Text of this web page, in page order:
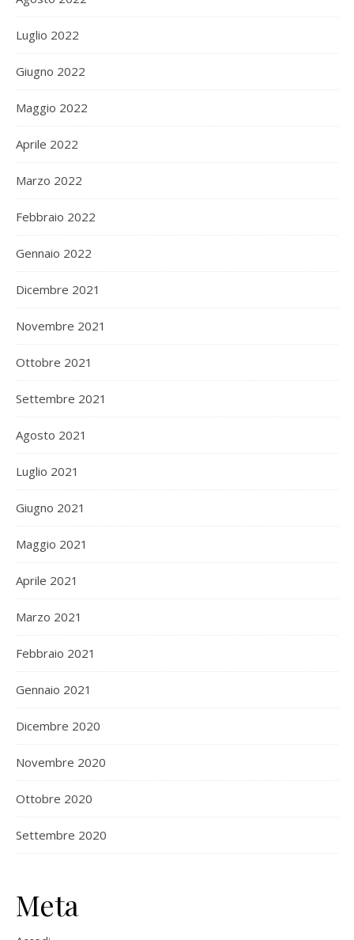
Luglio 2022
Giugno 2022
Maggio 2022
Aprile 2022
Marzo 2022
Febbraio 2022
Gennaio 2022
Dicembre 2021
Novembre 2021
Ottobre 2021
Settembre 2021
Agosto 2021
Luglio 2021
Giugno 2021
Maggio 2021
Aprile 2021
Marzo 2021
Febbraio 2021
Gennaio 2021
Dicembre 2020
Novembre 2020
Ottobre 2020
Settembre 2020
Meta